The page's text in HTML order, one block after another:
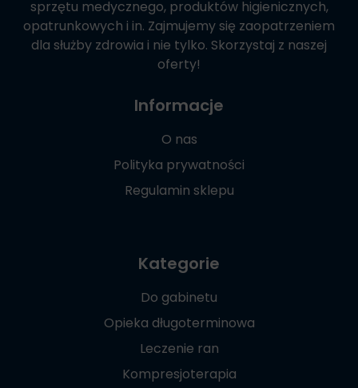
sprzętu medycznego, produktów higienicznych,
opatrunkowych i in. Zajmujemy się zaopatrzeniem
dla służby zdrowia i nie tylko. Skorzystaj z naszej
oferty!
Informacje
O nas
Polityka prywatności
Regulamin sklepu
Kategorie
Do gabinetu
Opieka długoterminowa
Leczenie ran
Kompresjoterapia